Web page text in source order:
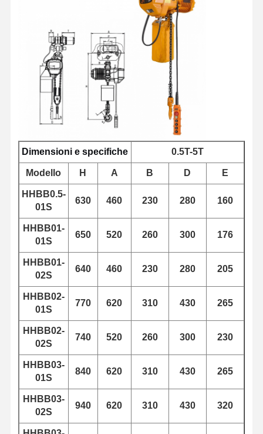
Fatory Tour
Controllo Di
Contattaci Notizie
Tamburo di cavo metallico
Aggancio di gru
Carrello di estremità
Blocco di puleggia di gru
Dimensioni e specifiche 0.5T-5T
Modello H A B D E
HHBB0.5-
01S
630 460 230 280 160
HHBB01-
01S
650 520 260 300 176
HHBB01-
02S
640 460 230 280 205
HHBB02-
01S
770 620 310 430 265
HHBB02-
02S
740 520 260 300 230
HHBB03-
01S
840 620 310 430 265
HHBB03-
02S
940 620 310 430 320